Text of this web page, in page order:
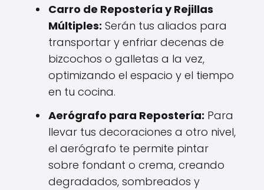
Carro de Repostería y Rejillas
Múltiples: Serán tus aliados para
transportar y enfriar decenas de
bizcochos o galletas a la vez,
optimizando el espacio y el tiempo
en tu cocina.
Aerógrafo para Repostería: Para
llevar tus decoraciones a otro nivel,
el aerógrafo te permite pintar
sobre fondant o crema, creando
degradados, sombreados y